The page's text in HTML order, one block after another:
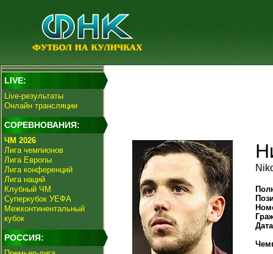
LIVE:
Live-результаты
Онлайн трансляции
СОРЕВНОВАНИЯ:
ЧМ 2026
Лига чемпионов
Лига Европы
Лига конференций
Лига наций
Клубный ЧМ
Суперкубок УЕФА
Межконтинентальный
кубок
РОССИЯ: